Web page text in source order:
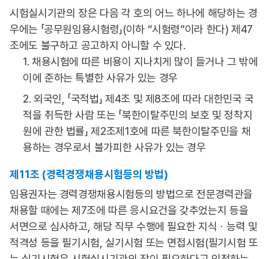
시험실시기관의 장은 다음 각 호의 어느 하나에 해당하는 경
우에는 「공무원임용시험령」(이하 “시험령”이라 한다) 제47
조에도 불구하고 공고하지 아니할 수 있다.
1. 채용시험에 따른 비용이 지나치게 많이 들거나 그 밖에
이에 준하는 특별한 사유가 있는 경우
2. 외국인, 「국적법」 제4조 및 제8조에 따라 대한민국 국
적을 취득한 사람 또는 「북한이탈주민의 보호 및 정착지
원에 관한 법률」 제2조제1호에 따른 북한이탈주민을 채
용하는 경우로서 불가피한 사유가 있는 경우
제11조 (경력경쟁채용시험등의 방법)
임용권자는 경력경쟁채용시험등의 방법으로 전문경력관을
채용할 때에는 제7조에 따른 응시요건을 갖추었는지 등을
서면으로 심사하고, 해당 직무 수행에 필요한 지식ㆍ능력 및
적격성 등을 필기시험, 실기시험 또는 면접시험(필기시험 또